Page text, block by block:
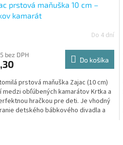
prstová maňuška 10 cm –
kamarát
Do 4 dní
bez DPH
Do košíka
prstová maňuška Zajac (10 cm)
medzi obľúbených kamarátov Krtka a
hračkou pre deti. Je vhodný
detského bábkového divadla a